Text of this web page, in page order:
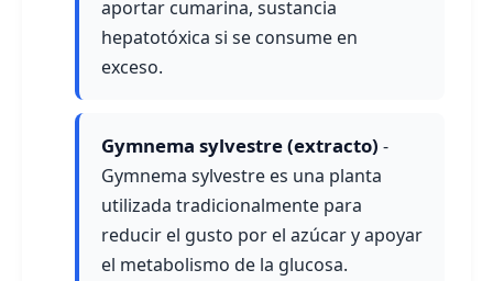
aportar cumarina, sustancia
hepatotóxica si se consume en
exceso.
Gymnema sylvestre (extracto) -
Gymnema sylvestre es una planta
utilizada tradicionalmente para
reducir el gusto por el azúcar y apoyar
el metabolismo de la glucosa.